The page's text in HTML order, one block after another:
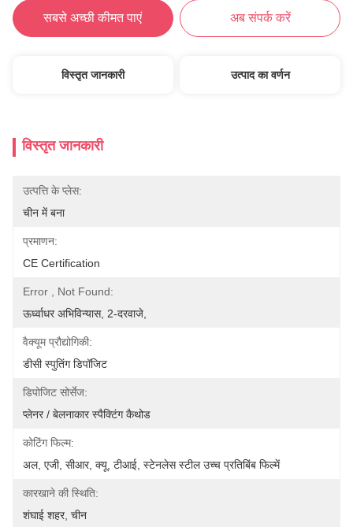
सबसे अच्छी कीमत पाएं अब संपर्क करें
विस्तृत जानकारी उत्पाद का वर्णन
विस्तृत जानकारी
उत्पत्ति के प्लेस:
चीन में बना
प्रमाणन:
CE Certification
Error , Not Found:
ऊर्ध्वाधर अभिविन्यास, 2-दरवाजे,
वैक्यूम प्रौद्योगिकी:
डीसी स्पुतिंग डिपॉजिट
डिपोजिट सोर्सेज:
प्लेनर / बेलनाकार स्पैक्टिंग कैथोड
कोटिंग फिल्म:
अल, एजी, सीआर, क्यू, टीआई, स्टेनलेस स्टील उच्च प्रतिबिंब फिल्में
कारखाने की स्थिति:
शंघाई शहर, चीन